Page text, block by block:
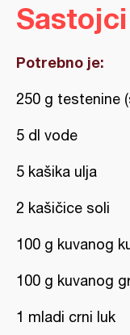
Sastojci
Potrebno je:
250 g testenine
5 dl vode
5 kašika ulja
2 kašičice soli
100 g kuvanog
100 g kuvanog
1 mladi crni luk